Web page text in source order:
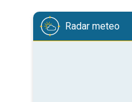
Radar meteo